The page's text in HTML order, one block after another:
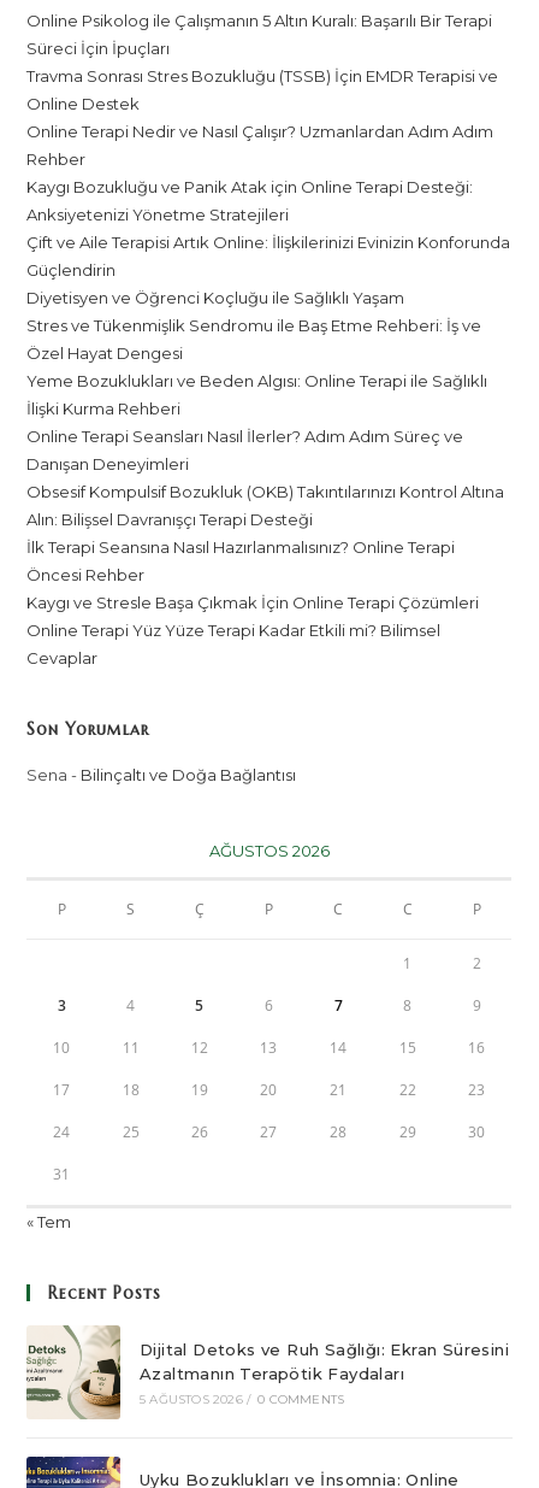
Online Psikolog ile Çalışmanın 5 Altın Kuralı: Başarılı Bir Terapi
Süreci İçin İpuçları
Travma Sonrası Stres Bozukluğu (TSSB) İçin EMDR Terapisi ve
Online Destek
Online Terapi Nedir ve Nasıl Çalışır? Uzmanlardan Adım Adım
Rehber
Kaygı Bozukluğu ve Panik Atak için Online Terapi Desteği:
Anksiyetenizi Yönetme Stratejileri
Çift ve Aile Terapisi Artık Online: İlişkilerinizi Evinizin Konforunda
Güçlendirin
Diyetisyen ve Öğrenci Koçluğu ile Sağlıklı Yaşam
Stres ve Tükenmişlik Sendromu ile Baş Etme Rehberi: İş ve
Özel Hayat Dengesi
Yeme Bozuklukları ve Beden Algısı: Online Terapi ile Sağlıklı
İlişki Kurma Rehberi
Online Terapi Seansları Nasıl İlerler? Adım Adım Süreç ve
Danışan Deneyimleri
Obsesif Kompulsif Bozukluk (OKB) Takıntılarınızı Kontrol Altına
Alın: Bilişsel Davranışçı Terapi Desteği
İlk Terapi Seansına Nasıl Hazırlanmalısınız? Online Terapi
Öncesi Rehber
Kaygı ve Stresle Başa Çıkmak İçin Online Terapi Çözümleri
Online Terapi Yüz Yüze Terapi Kadar Etkili mi? Bilimsel
Cevaplar
Son Yorumlar
Sena - Bilinçaltı ve Doğa Bağlantısı
AĞUSTOS 2026
P S Ç P C C P
1 2
3 4 5 6 7 8 9
10 11 12 13 14 15 16
17 18 19 20 21 22 23
24 25 26 27 28 29 30
31
« Tem
Recent Posts
Dijital Detoks ve Ruh Sağlığı: Ekran Süresini
Azaltmanın Terapötik Faydaları
5 AĞUSTOS 2026 / 0 COMMENTS
Uyku Bozuklukları ve İnsomnia: Online